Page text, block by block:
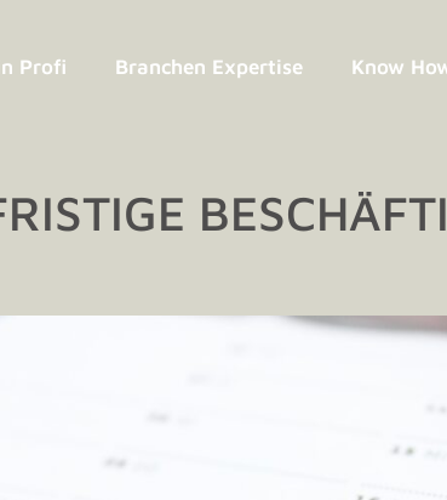
Profi Branchen Expertise Know